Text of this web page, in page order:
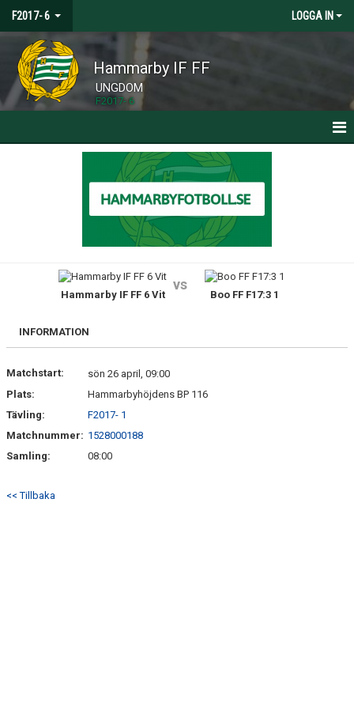
F2017- 6 LOGGA IN
Hammarby IF FF
UNGDOM
F2017- 6
BILDGALLERI
KONTAKT
Hammarby IF FF 6 Vit
vs
Boo FF F17:3 1
INFORMATION
Matchstart:
sön 26 april, 09:00
Plats:
Hammarbyhöjdens BP 116
Tävling:
F2017- 1
Matchnummer: 1528000188
Samling:
08:00
<< Tillbaka